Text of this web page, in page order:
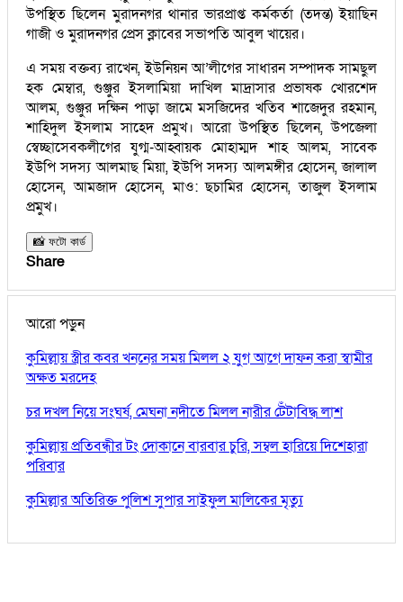
উপস্থিত ছিলেন মুরাদনগর থানার ভারপ্রাপ্ত কর্মকর্তা (তদন্ত) ইয়াছিন
গাজী ও মুরাদনগর প্রেস ক্লাবের সভাপতি আবুল খায়ের।
এ সময় বক্তব্য রাখেন, ইউনিয়ন আ’লীগের সাধারন সম্পাদক সামছুল
হক মেম্বার, গুঞ্জুর ইসলামিয়া দাখিল মাদ্রাসার প্রভাষক খোরশেদ
আলম, গুঞ্জুর দক্ষিন পাড়া জামে মসজিদের খতিব শাজেদুর রহমান,
শাহিদুল ইসলাম সাহেদ প্রমুখ। আরো উপস্থিত ছিলেন, উপজেলা
স্বেচ্ছাসেবকলীগের যুগ্ম-আহ্বায়ক মোহাম্মদ শাহ আলম, সাবেক
ইউপি সদস্য আলমাছ মিয়া, ইউপি সদস্য আলমঙ্গীর হোসেন, জালাল
হোসেন, আমজাদ হোসেন, মাও: ছচামির হোসেন, তাজুল ইসলাম
প্রমুখ।
📸 ফটো কার্ড
Share
আরো পড়ুন
কুমিল্লায় স্ত্রীর কবর খননের সময় মিলল ২ যুগ আগে দাফন করা স্বামীর
অক্ষত মরদেহ
চর দখল নিয়ে সংঘর্ষ, মেঘনা নদীতে মিলল নারীর টেঁটাবিদ্ধ লাশ
কুমিল্লায় প্রতিবন্ধীর টং দোকানে বারবার চুরি, সম্বল হারিয়ে দিশেহারা
পরিবার
কুমিল্লার অতিরিক্ত পুলিশ সুপার সাইফুল মালিকের মৃত্যু